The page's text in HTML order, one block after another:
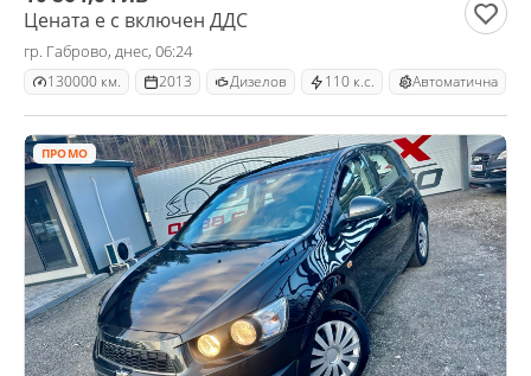
Цената е с включен ДДС
гр. Габрово, днес, 06:24
130000 км. 2013 Дизелов 110 к.с. Автоматична
ПРОМО